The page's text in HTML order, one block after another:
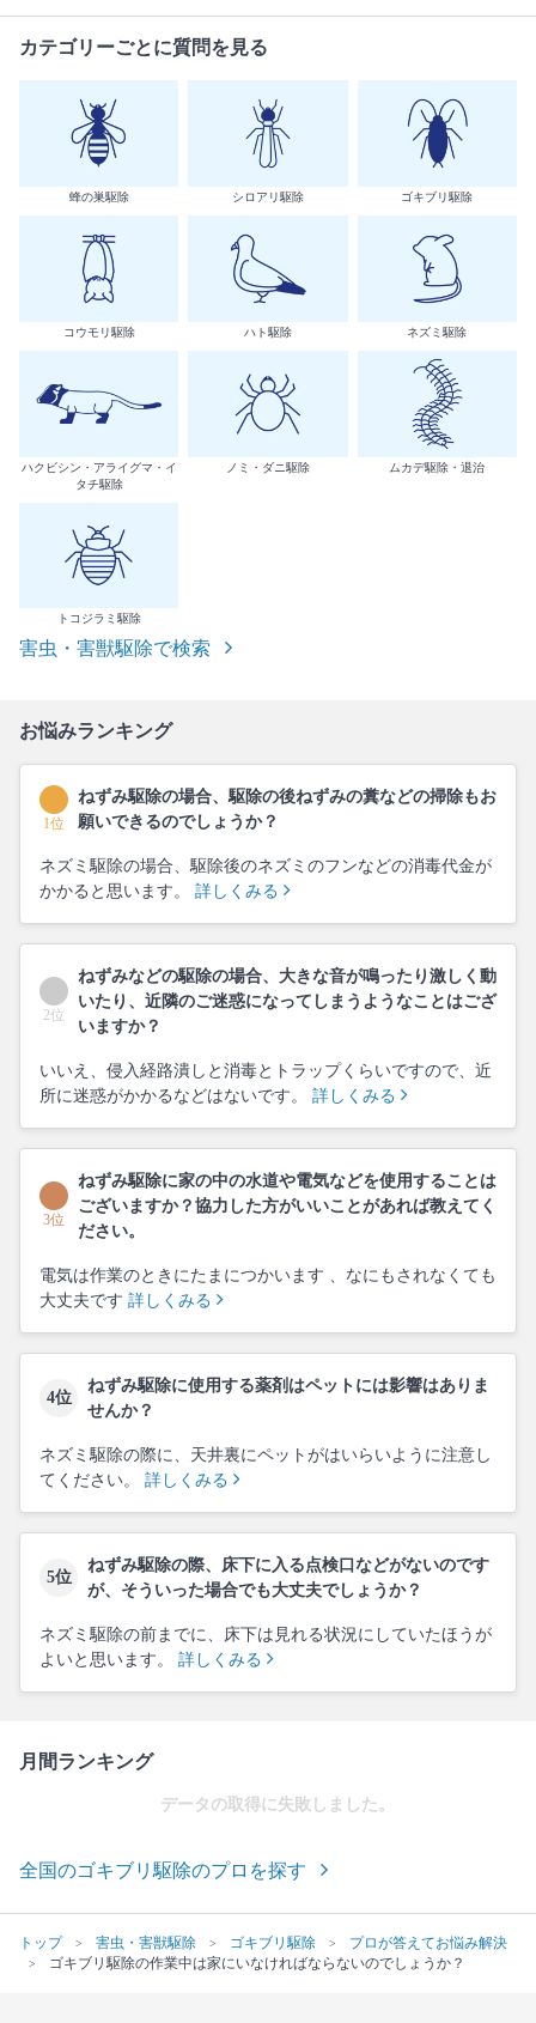
カテゴリーごとに質問を見る
蜂の巣駆除 シロアリ駆除 ゴキブリ駆除
コウモリ駆除 ハト駆除 ネズミ駆除
ハクビシン・アライグマ・イ
タチ駆除
ノミ・ダニ駆除 ムカデ駆除・退治
トコジラミ駆除
害虫・害獣駆除で検索
お悩みランキング
1位
ねずみ駆除の場合、駆除の後ねずみの糞などの掃除もお
願いできるのでしょうか？
ネズミ駆除の場合、駆除後のネズミのフンなどの消毒代金が
かかると思います。 詳しくみる
2位
ねずみなどの駆除の場合、大きな音が鳴ったり激しく動
いたり、近隣のご迷惑になってしまうようなことはござ
いますか？
いいえ、侵入経路潰しと消毒とトラップくらいですので、近
所に迷惑がかかるなどはないです。 詳しくみる
3位
ねずみ駆除に家の中の水道や電気などを使用することは
ございますか？協力した方がいいことがあれば教えてく
ださい。
電気は作業のときにたまにつかいます 、なにもされなくても
大丈夫です 詳しくみる
4位
ねずみ駆除に使用する薬剤はペットには影響はありま
せんか？
ネズミ駆除の際に、天井裏にペットがはいらいように注意し
てください。 詳しくみる
5位
ねずみ駆除の際、床下に入る点検口などがないのです
が、そういった場合でも大丈夫でしょうか？
ネズミ駆除の前までに、床下は見れる状況にしていたほうが
よいと思います。 詳しくみる
月間ランキング
データの取得に失敗しました。
全国のゴキブリ駆除のプロを探す
トップ 害虫・害獣駆除 ゴキブリ駆除
プロが答えてお悩み解決
ゴキブリ駆除の作業中は家にいなければならないのでしょうか？